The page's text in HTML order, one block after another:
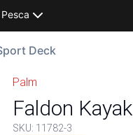
Deck
Palm
Faldon
SKU: 11782-3